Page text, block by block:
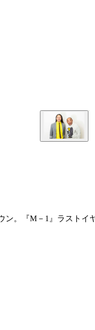
ン。『M－1』ラスト